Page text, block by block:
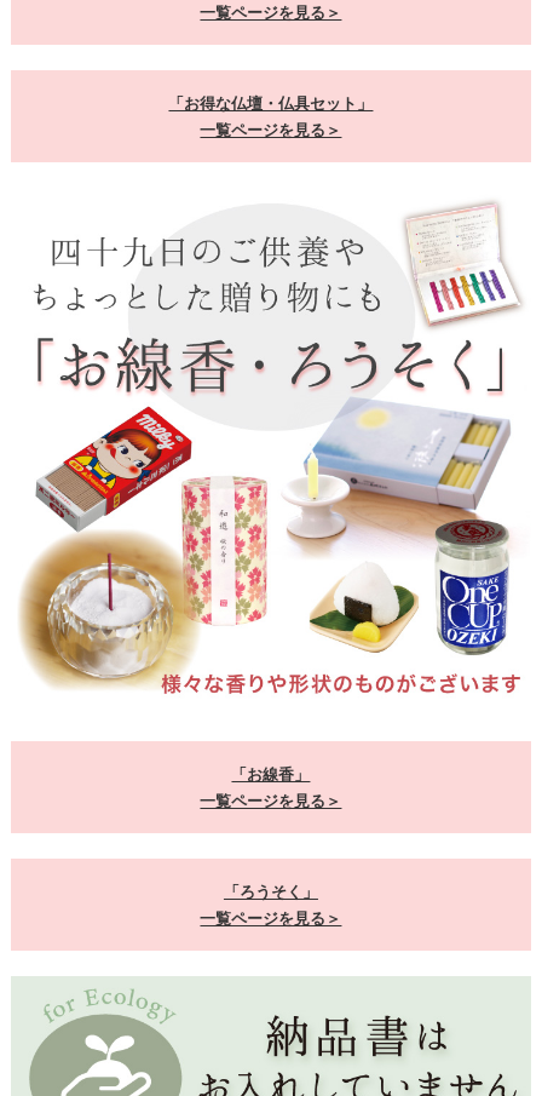
一覧ページを見る＞
「お得な仏壇・仏具セット」
一覧ページを見る＞
「お線香」
一覧ページを見る＞
「ろうそく」
一覧ページを見る＞